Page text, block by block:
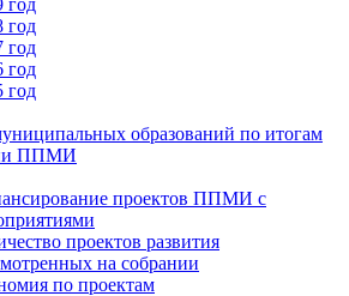
год
год
год
год
образований по итогам
ППМИ
проектов ППМИ с
проектов развития
на собрании
по проектам